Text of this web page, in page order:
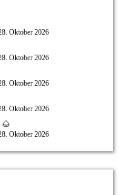
Oktober 2026
Oktober 2026
Oktober 2026
Oktober 2026
🌰
Oktober 2026